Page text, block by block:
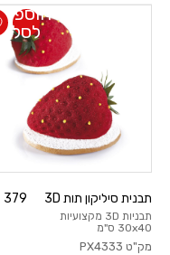
תבנית סיליקון תות 3D
תבניות 3D מקצועיות
30x40 ס"מ
מק"ט PX4333
379
הוספה
לסל